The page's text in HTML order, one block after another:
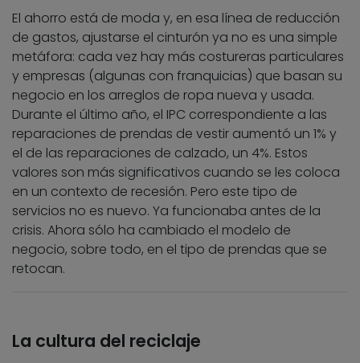
El ahorro está de moda y, en esa línea de reducción
de gastos, ajustarse el cinturón ya no es una simple
metáfora: cada vez hay más costureras particulares
y empresas (algunas con franquicias) que basan su
negocio en los arreglos de ropa nueva y usada.
Durante el último año, el IPC correspondiente a las
reparaciones de prendas de vestir aumentó un 1% y
el de las reparaciones de calzado, un 4%. Estos
valores son más significativos cuando se les coloca
en un contexto de recesión. Pero este tipo de
servicios no es nuevo. Ya funcionaba antes de la
crisis. Ahora sólo ha cambiado el modelo de
negocio, sobre todo, en el tipo de prendas que se
retocan.
La cultura del reciclaje